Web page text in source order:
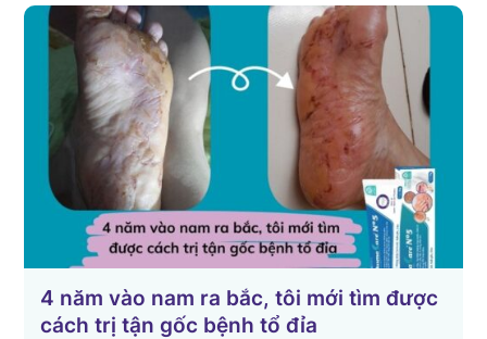
4 năm vào nam ra bắc, tôi mới tìm được
cách trị tận gốc bệnh tổ đỉa